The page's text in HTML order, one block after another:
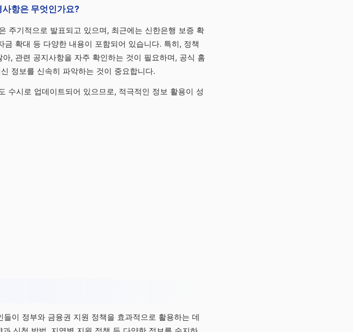
항은 무엇인가요?
주기적으로 발표되고 있으며, 최근에는 신한은행 보증 확
확대 등 다양한 내용이 포함되어 있습니다. 특히, 정책
, 관련 공지사항을 자주 확인하는 것이 필요하며, 공식 홈
정보를 신속히 파악하는 것이 중요합니다.
수시로 업데이트되어 있으므로, 적극적인 정보 활용이 성
이 정부와 금융권 지원 정책을 효과적으로 활용하는 데